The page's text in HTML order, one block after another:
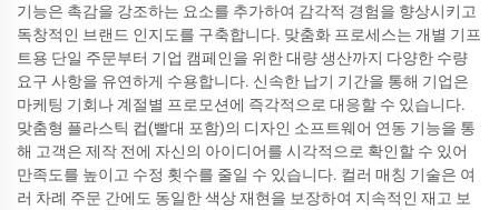
기능은 촉감을 강조하는 요소를 추가하여 감각적 경험을 향상시키고
독창적인 브랜드 인지도를 구축합니다. 맞춤화 프로세스는 개별 기프
트용 단일 주문부터 기업 캠페인을 위한 대량 생산까지 다양한 수량
요구 사항을 유연하게 수용합니다. 신속한 납기 기간을 통해 기업은
마케팅 기회나 계절별 프로모션에 즉각적으로 대응할 수 있습니다.
맞춤형 플라스틱 컵(빨대 포함)의 디자인 소프트웨어 연동 기능을 통
해 고객은 제작 전에 자신의 아이디어를 시각적으로 확인할 수 있어
만족도를 높이고 수정 횟수를 줄일 수 있습니다. 컬러 매칭 기술은 여
러 차례 주문 간에도 동일한 색상 재현을 보장하여 지속적인 재고 보